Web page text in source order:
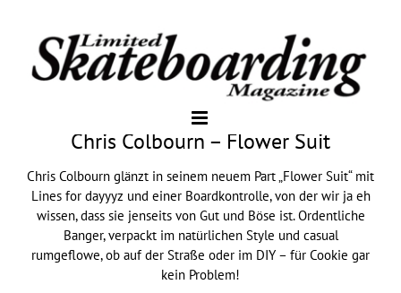
Chris Colbourn – Flower Suit
Chris Colbourn glänzt in seinem neuem Part „Flower Suit“ mit
Lines for dayyyz und einer Boardkontrolle, von der wir ja eh
wissen, dass sie jenseits von Gut und Böse ist. Ordentliche
Banger, verpackt im natürlichen Style und casual
rumgeflowe, ob auf der Straße oder im DIY – für Cookie gar
kein Problem!